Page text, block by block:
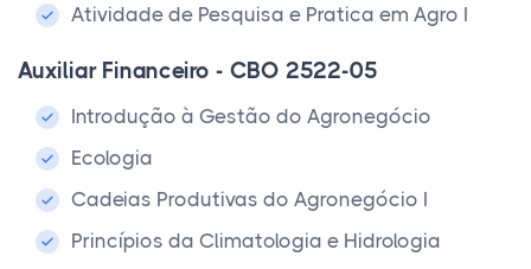
Atividade de Pesquisa e Pratica em Agro I
Auxiliar Financeiro - CBO 2522-05
Introdução à Gestão do Agronegócio
Ecologia
Cadeias Produtivas do Agronegócio I
Princípios da Climatologia e Hidrologia